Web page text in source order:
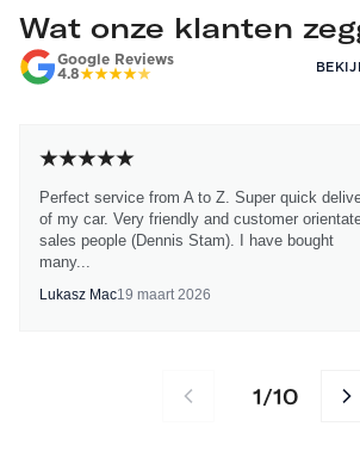
Wat onze klanten
Google Reviews
4.8
Perfect service from A to Z. Super quick
of my car. Very friendly and customer
sales people (Dennis Stam). I have bought
many...
Lukasz Mac19 maart 2026
1/10